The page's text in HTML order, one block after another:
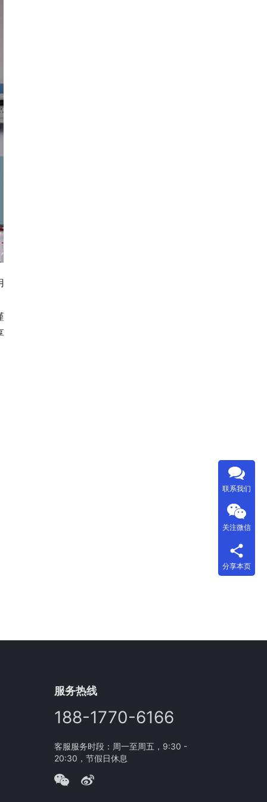
服务热线
188-1770-6166
客服服务时段：周一至周五，9:30 -
20:30，节假日休息
联系我们
关注微信
分享本页